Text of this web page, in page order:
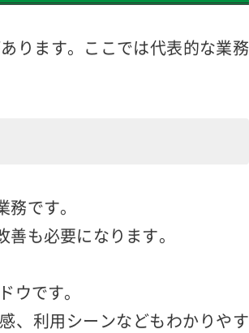
ります。ここでは代表的な業務
です。